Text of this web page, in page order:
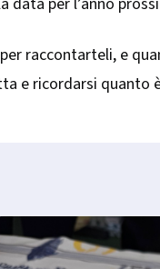
raccontarteli, e
e ricordarsi quanto